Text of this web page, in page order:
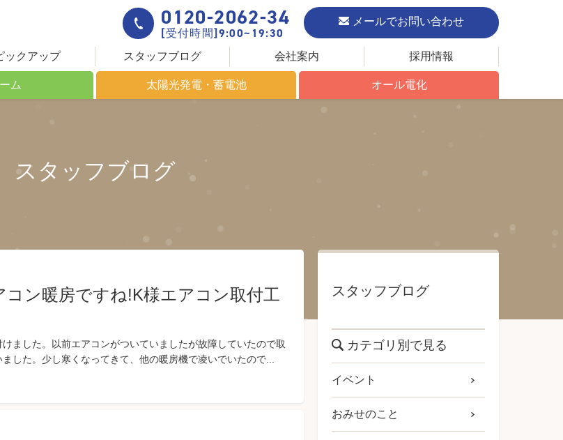
0120-2062-34
[受付時間]9:00~19:30
メールでお問い合わせ
ックアップ スタッフブログ 会社案内 採用情報
ム 太陽光発電・蓄電池
太陽光発電システム HIT
オール電化
スタッフブログ
ン暖房ですね!K様エアコン取付工
ました。以前エアコンがついていましたが故障していたので取
した。少し寒くなってきて、他の暖房機で凌いでいたので...
スタッフブログ
カテゴリ別で見る
イベント
おみせのこと